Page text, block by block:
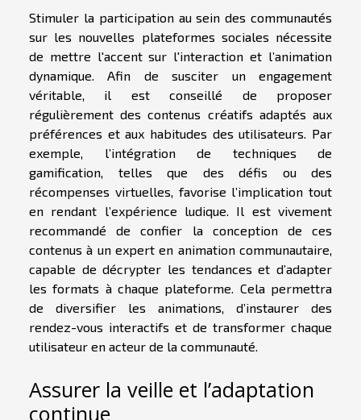
Stimuler la participation au sein des communautés
sur les nouvelles plateformes sociales nécessite
de mettre l'accent sur l'interaction et l’animation
dynamique. Afin de susciter un engagement
véritable, il est conseillé de proposer
régulièrement des contenus créatifs adaptés aux
préférences et aux habitudes des utilisateurs. Par
exemple, l’intégration de techniques de
gamification, telles que des défis ou des
récompenses virtuelles, favorise l’implication tout
en rendant l’expérience ludique. Il est vivement
recommandé de confier la conception de ces
contenus à un expert en animation communautaire,
capable de décrypter les tendances et d’adapter
les formats à chaque plateforme. Cela permettra
de diversifier les animations, d’instaurer des
rendez-vous interactifs et de transformer chaque
utilisateur en acteur de la communauté.
Assurer la veille et l’adaptation
continue